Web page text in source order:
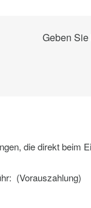
Geben
die direkt beim
(Vorauszahlung)